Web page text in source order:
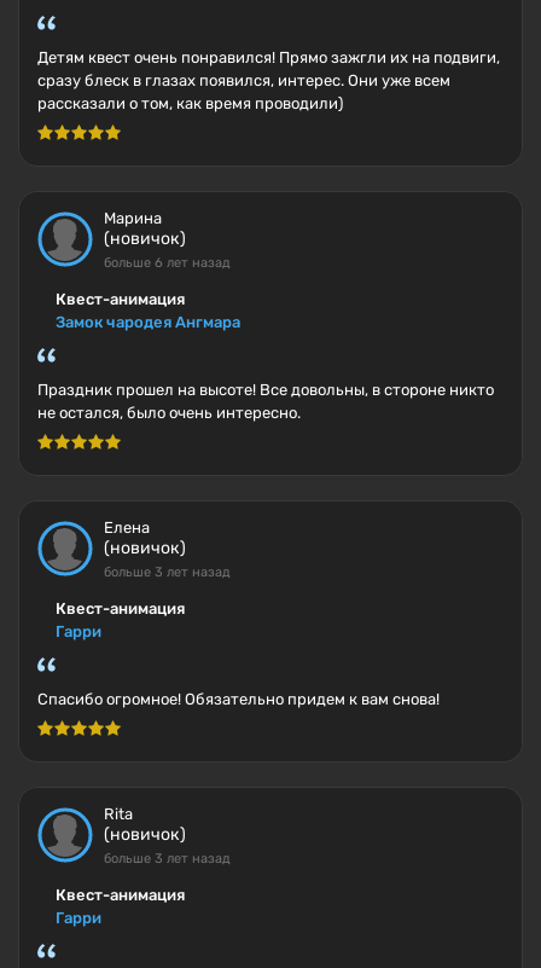
Детям квест очень понравился! Прямо зажгли их на подвиги,
сразу блеск в глазах появился, интерес. Они уже всем
рассказали о том, как время проводили)
Марина
(новичок)
больше 6 лет назад
Квест-анимация
Замок чародея Ангмара
Праздник прошел на высоте! Все довольны, в стороне никто
не остался, было очень интересно.
Елена
(новичок)
больше 3 лет назад
Квест-анимация
Гарри
Спасибо огромное! Обязательно придем к вам снова!
Rita
(новичок)
больше 3 лет назад
Квест-анимация
Гарри